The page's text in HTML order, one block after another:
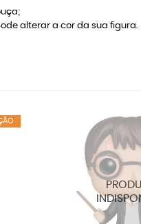
alterar a cor da sua figura.